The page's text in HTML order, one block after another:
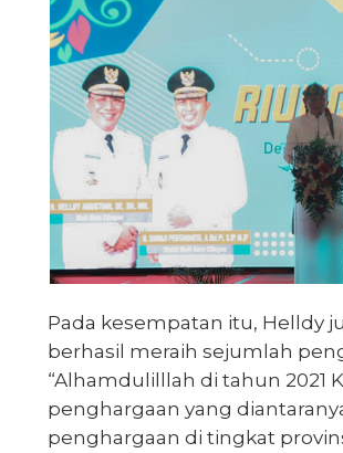
Pada kesempatan itu, Helldy
berhasil meraih sejumlah
“Alhamdulilllah di tahun 2021
penghargaan yang
penghargaan di tingkat